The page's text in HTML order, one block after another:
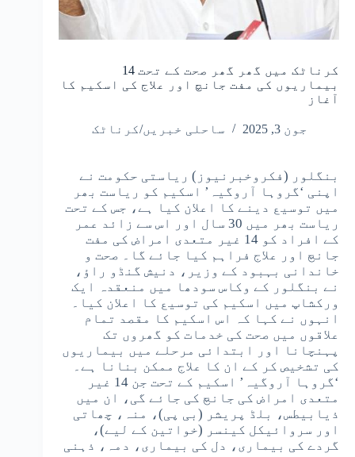
کرناٹک میں گھر گھر صحت کے تحت 14
بیماریوں کی مفت جانچ اور علاج کی اسکیم کا
آغاز
جون 3, 2025 ساحلی خبریں/کرناٹک
بنگلور (فکروخبرنیوز) ریاستی حکومت نے
اپنی ‘گروہا آروگیہ’ اسکیم کو ریاست بھر
میں توسیع دینے کا اعلان کیا ہے، جس کے تحت
ریاست بھر میں 30 سال اور اس سے زائد عمر
کے افراد کو 14 غیر متعدی امراض کی مفت
جانچ اور علاج فراہم کیا جائے گا۔ صحت و
خاندانی بہبود کے وزیر، دنیش گنڈو راؤ،
نے بنگلور کے وکاس سودھا میں منعقدہ ایک
ورکشاپ میں اسکیم کی توسیع کا اعلان کیا۔
انہوں نے کہا کہ اس اسکیم کا مقصد تمام
علاقوں میں صحت کی خدمات کو گھروں تک
پہنچانا اور ابتدائی مرحلے میں بیماریوں
کی تشخیص کر کے ان کا علاج ممکن بنانا ہے۔
‘گروہا آروگیہ’ اسکیم کے تحت جن 14 غیر
متعدی امراض کی جانچ کی جائے گی، ان میں
ذیابیطس، بلڈ پریشر (بی پی)، منہ، چھاتی
اور سروائیکل کینسر (خواتین کے لیے)،
گردے کی بیماری، دل کی بیماری، دمہ، ذہنی